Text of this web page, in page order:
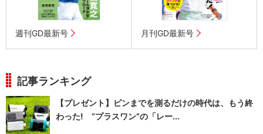
週刊GD最新号 月刊GD最新号
記事ランキング
【プレゼント】ピンまでを測るだけの時代は、もう終
わった! “プラスワン”の「レー...